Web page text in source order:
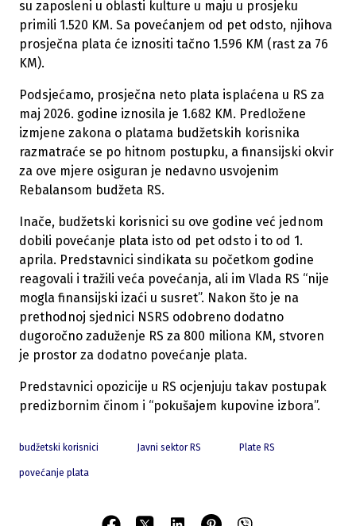
su zaposleni u oblasti kulture u maju u prosjeku
primili 1.520 KM. Sa povećanjem od pet odsto, njihova
prosječna plata će iznositi tačno 1.596 KM (rast za 76
KM).
Podsjećamo, prosječna neto plata isplaćena u RS za
maj 2026. godine iznosila je 1.682 KM. Predložene
izmjene zakona o platama budžetskih korisnika
razmatraće se po hitnom postupku, a finansijski okvir
za ove mjere osiguran je nedavno usvojenim
Rebalansom budžeta RS.
Inače, budžetski korisnici su ove godine već jednom
dobili povećanje plata isto od pet odsto i to od 1.
aprila. Predstavnici sindikata su početkom godine
reagovali i tražili veća povećanja, ali im Vlada RS “nije
mogla finansijski izaći u susret”. Nakon što je na
prethodnoj sjednici NSRS odobreno dodatno
dugoročno zaduženje RS za 800 miliona KM, stvoren
je prostor za dodatno povećanje plata.
Predstavnici opozicije u RS ocjenjuju takav postupak
predizbornim činom i “pokušajem kupovine izbora”.
budžetski korisnici Javni sektor RS Plate RS
povećanje plata